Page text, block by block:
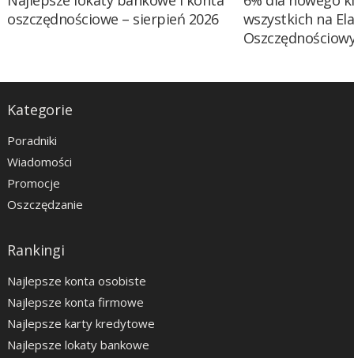
oszczędnościowe – sierpień 2026
wszystkich na
Kategorie
Poradniki
Wiadomości
Promocje
Oszczędzanie
Rankingi
Najlepsze konta osobiste
Najlepsze konta firmowe
Najlepsze karty kredytowe
Najlepsze lokaty bankowe